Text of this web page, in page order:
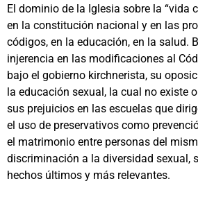
El dominio de la Iglesia sobre la “vida
en la constitución nacional y en las
códigos, en la educación, en la salud.
injerencia en las modificaciones al
bajo el gobierno kirchnerista, su
la educación sexual, la cual no existe
sus prejuicios en las escuelas que
el uso de preservativos como
el matrimonio entre personas del
discriminación a la diversidad sexual,
hechos últimos y más relevantes.